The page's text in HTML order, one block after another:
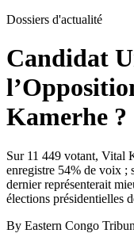
Dossiers d'actualité
Candidat
Kamerhe ?
Sur 11 449 votant, Vital
enregistre 54% de voix ;
dernier représenterait
élections présidentielles
By Eastern Congo